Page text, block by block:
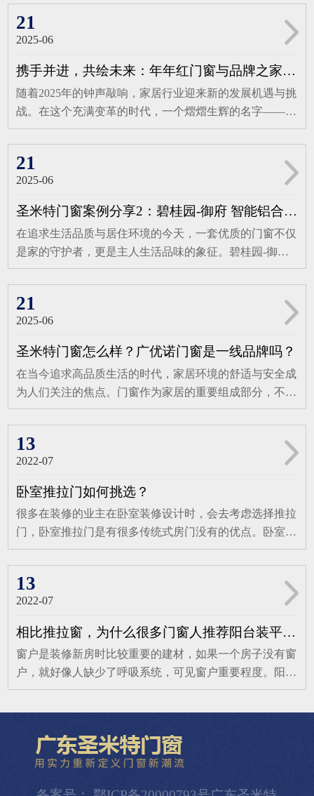
统窗，以卓越的产品优势与性能，重新定义了高端居住的
新标准。匠心选材，品质卓越圣米特115系列系统窗采用
国标A00铝锭6063-T5材质，其高强度与优异的抗腐蚀性，
确保了门窗的稳固与耐用。表面处理选用嘉多彩粉末，经
过特殊工艺处理，能够耐候十年不褪色，保持门窗的持久
美观。隔热条则选用国标PA66多腔体隔热条，不仅有效
隔绝室内外温差，更提升了门窗的整体稳固性。精密设
畅。主框规格达到115mmX30mm，窗框齐平，标配斜边压
不同家居风格的搭配需求。外色提供咖啡、灰色两种选
择，内色则更为丰富，包括咖啡、黑晶石、灰色、钻石
黑、氟碳灰、珐琅白，满足业主对个性化色彩的追求。卓
季，也能有效保持室内温度，减少...
21
2025-06
携手并进，共绘未来：年年红门窗与品牌之家战略合作开启新篇章
随着2025年的钟声敲响，家居行业迎来新的发展机遇与挑
战。在这个充满变革的时代，一个熠熠生辉的名字——年
年红门窗，携手品牌之家，共同宣布达成战略合作。这一
合作不仅标志着双方将在品牌推广、市场拓展、客户服务
等多个领域展开深度合作，更预示着年年红门窗将在新的
征程上，以更加坚定的步伐，绘制品牌发展的新蓝图。年
年红门窗，自1999年品牌诞生以来，便以其卓越的品质和
精湛的设计，赢得了市场的广泛赞誉。历经26年的砥砺深
耕，年年红门窗已从一颗行业新星，成长为引领潮流的领
军者。其精准定位中高端市场，专注于钛镁铝合金智能门
窗的铝门窗生产基地，创新与工艺在此碰撞出璀璨火花，
红门窗的产品阵容强大，涵盖各类门窗及阳光房，无论是
追求精致生活的都市家庭，还是崇尚优雅格调的别墅业
主，都能在这里找到契合需求的理想之选。品牌深知每位
家的温馨与个性完美融合。佛山粤红智能门窗...
21
2025-06
圣米特门窗案例分享2：碧桂园-御府 智能铝合金窗典范之作
在追求生活品质与居住环境的今天，一套优质的门窗不仅
是家的守护者，更是主人生活品味的象征。碧桂园-御
府，作为城市中的高端住宅典范，其每一处细节都彰显着
不凡与精致。圣米特门窗携手碧桂园-御府吴总，共同打
造了一处集大气、优雅与智能于一体的铝合金窗案例，再
次展现了圣米特门窗在高端门窗领域的卓越实力。碧桂
园-御府吴总的家，每一处装修都透露着独特的大气与优
雅，而窗户的选择更是点睛之笔。圣米特门窗为其量身定
制了125系列断桥窗纱一体平开窗，这款窗型不仅完美契
合了碧桂园-御府的高端定位，更将家的风格与主人的品
景线。断桥设计有效隔绝了外界的冷热空气，提升了家居
居住环境。窗纱一体的设计，既保证了通风换气，又有效
防止蚊虫侵扰，让家居生活更加便捷与安心。在光效的巧
妙渲染下，这款窗户与室内的配色相得益彰，整个空间因
活姿态和浪漫的格调。这样的设计，不仅彰显了主人的
独...
21
2025-06
圣米特门窗怎么样？广优诺门窗是一线品牌吗？
在当今追求高品质生活的时代，家居环境的舒适与安全成
为人们关注的焦点。门窗作为家居的重要组成部分，不仅
承担着遮风挡雨、隔热隔音的基础功能，更直接影响着家
居的整体美观与居住体验。面对市场上琳琅满目的门窗品
牌，消费者往往难以抉择。今天，就让我们一同深入了解
广优诺门窗，看看它究竟怎么样，又是否是一线品牌。广
优诺门窗怎么样在门窗领域，广优诺门窗展现出诸多令人
瞩目的优势，是打造高品质家居的理想之选。广优诺拥有
一支由专业产品设计专家和造门技师组成的精英团队，他
们经验丰富、创意卓越，为产品注入活力与灵魂。同时，
检测，确保专业品质。从产品细节来看，广优诺门窗在多
方面表现出色。门窗型材采用国标A00铝锭6063 - T5型
用不变形、不老化，整框封闭四腔体设计，进一步增强稳
定性和密封性。密封胶条标配窗府胶条三道密封，具有优
异柔韧性、耐氧化、耐腐蚀能力，耐候十年不褪色，三道
13
2022-07
卧室推拉门如何挑选？
很多在装修的业主在卧室装修设计时，会去考虑选择推拉
门，卧室推拉门是有很多传统式房门没有的优点。卧室推
拉门省去了很多传统式房门因打开方式需要而占据的空
间。同时，卧室推拉门在静音效果上做的很不错。卧室选
择推拉门应该考虑什么？1、门框和门板目前，市场上滑
动门使用的边框材料有碳钢材料、铝镁铝钛合金材料等，
其中铝钛合金材料最为坚固耐用；其次要看门板厚度，推
拉门用的木板，最好选择10mm或12mm厚的板材，这样使
用起来才稳定、耐用；厚度小于8mm，会显得单薄、轻
飘；6mm以下厚的门板极易变形，难以达到正常使用的要
质量。滑动门通常会做到2.4米以上的高度，门扇较宽，
本身自重很大，如果底轮的承重力不够，会大大影响使用
寿命。目前，市场上滑轮的材质有塑料滑轮、金属滑轮和
尼龙、玻璃纤维滑轮4种3、轨道滑动门的魅力在与滑动，
因此滑动门的五金配件很重要，这主要体现在滑轮系统及
13
2022-07
相比推拉窗，为什么很多门窗人推荐阳台装平开窗？
窗户是装修新房时比较重要的建材，如果一个房子没有窗
户，就好像人缺少了呼吸系统，可见窗户重要程度。阳台
窗户的选择要十分谨慎，那么我们选择窗户时，应该选择
把铰链安排在一侧与窗框相连，分为内开、外开、单扇、
双扇的。其特点是：1、安全性：在内部，平开窗的四周